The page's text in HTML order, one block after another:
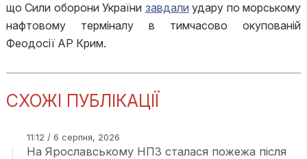
що Сили оборони України завдали удару по морському
нафтовому терміналу в тимчасово окупованій
Феодосії АР Крим.
СХОЖІ ПУБЛІКАЦІЇ
11:12 / 6 серпня, 2026
На Ярославському НПЗ сталася пожежа після